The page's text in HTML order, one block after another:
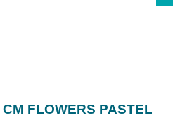
FLOWERS PASTEL